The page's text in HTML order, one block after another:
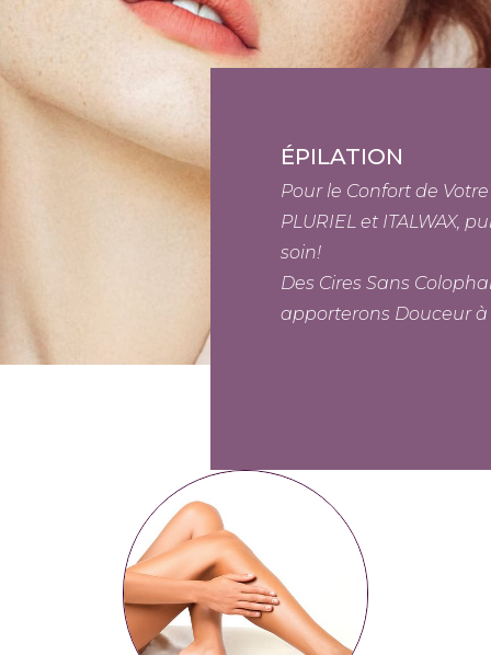
ÉPILATION
Pour le Confort de
PLURIEL et ITALWAX,
soin!
Des Cires Sans
apporterons Douceur à